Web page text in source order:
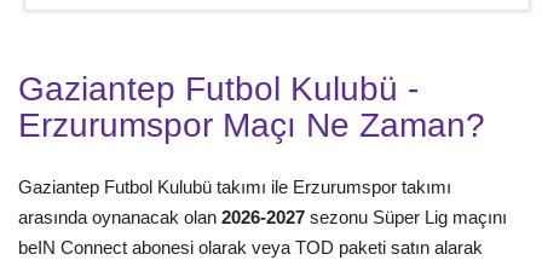
Gaziantep Futbol Kulubü -
Erzurumspor Maçı Ne Zaman?
Gaziantep Futbol Kulubü takımı ile Erzurumspor takımı
arasında oynanacak olan 2026-2027 sezonu Süper Lig maçını
beIN Connect abonesi olarak veya TOD paketi satın alarak